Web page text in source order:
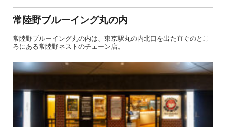
常陸野ブルーイング丸の内
常陸野ブルーイング丸の内は、東京駅丸の内北口を出た直ぐのとこ
ろにある常陸野ネストのチェーン店。